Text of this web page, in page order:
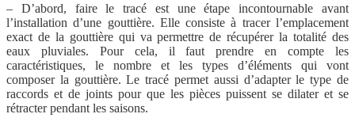
– D’abord, faire le tracé est une étape incontournable avant
l’installation d’une gouttière. Elle consiste à tracer l’emplacement
exact de la gouttière qui va permettre de récupérer la totalité des
eaux pluviales. Pour cela, il faut prendre en compte les
caractéristiques, le nombre et les types d’éléments qui vont
composer la gouttière. Le tracé permet aussi d’adapter le type de
raccords et de joints pour que les pièces puissent se dilater et se
rétracter pendant les saisons.